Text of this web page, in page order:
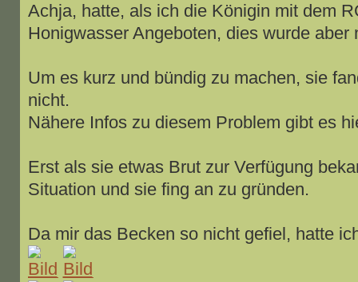
Achja, hatte, als ich die Königin mit dem
Honigwasser Angeboten, dies wurde aber
Um es kurz und bündig zu machen, sie
nicht.
Nähere Infos zu diesem Problem gibt es
Erst als sie etwas Brut zur Verfügung
Situation und sie fing an zu gründen.
Da mir das Becken so nicht gefiel, hatte